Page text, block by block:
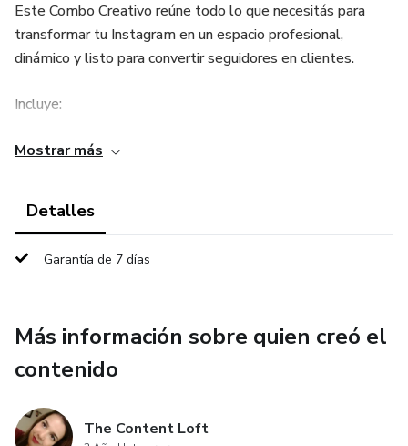
Este Combo Creativo reúne todo lo que necesitás para
transformar tu Instagram en un espacio profesional,
dinámico y listo para convertir seguidores en clientes.
Incluye:
Guía de Canva – La Guía Definitiva
a paso, con explicaciones claras y prácticas para crear
Ideas listas para usar que te ayudarán a captar atención en
3 segundos y aumentar el alcance de tu contenido.
30 Días de Historias para Instagram
Mostrar más
Detalles
Garantía de 7 días
Más información sobre quien creó el
contenido
The Content Loft